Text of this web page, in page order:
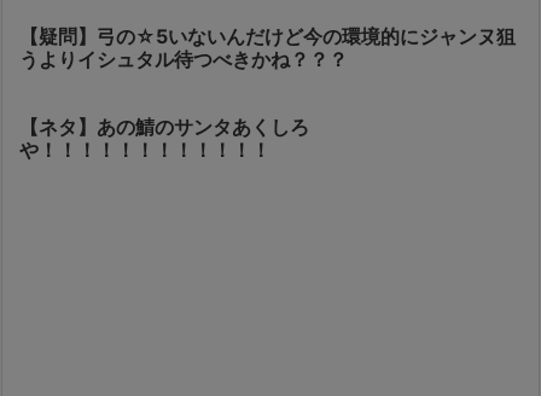
【疑問】弓の☆5いないんだけど今の環境的にジャンヌ狙
うよりイシュタル待つべきかね？？？
【ネタ】あの鯖のサンタあくしろ
や！！！！！！！！！！！！